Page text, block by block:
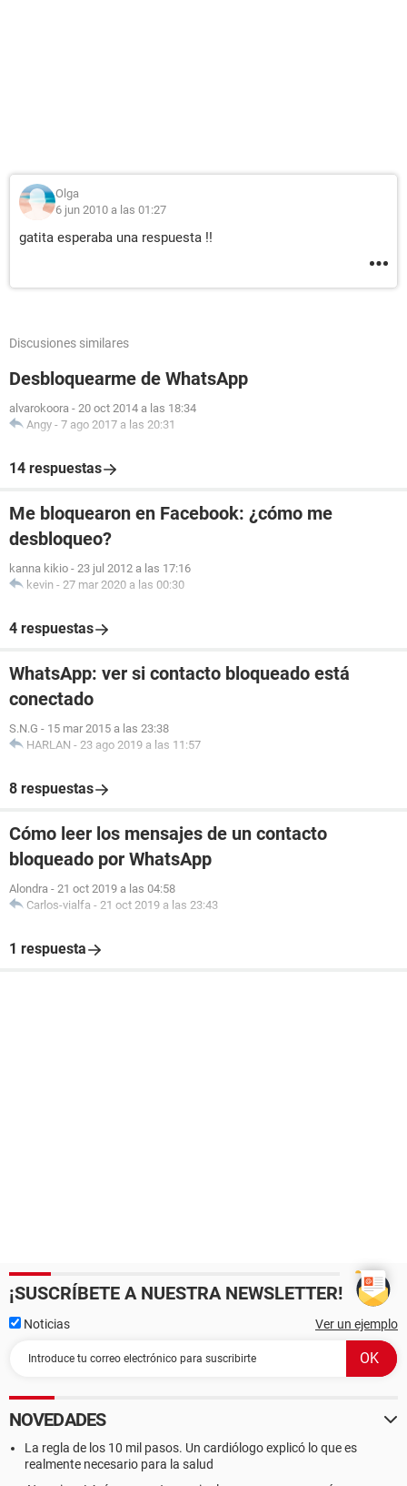
Olga
6 jun 2010 a las 01:27
gatita esperaba una respuesta !!
Discusiones similares
Desbloquearme de WhatsApp
alvarokoora - 20 oct 2014 a las 18:34
Angy - 7 ago 2017 a las 20:31
14 respuestas
Me bloquearon en Facebook: ¿cómo me
desbloqueo?
kanna kikio - 23 jul 2012 a las 17:16
kevin - 27 mar 2020 a las 00:30
4 respuestas
WhatsApp: ver si contacto bloqueado está
conectado
S.N.G - 15 mar 2015 a las 23:38
HARLAN - 23 ago 2019 a las 11:57
8 respuestas
Cómo leer los mensajes de un contacto
bloqueado por WhatsApp
Alondra - 21 oct 2019 a las 04:58
Carlos-vialfa - 21 oct 2019 a las 23:43
1 respuesta
¡SUSCRÍBETE A NUESTRA NEWSLETTER!
Noticias Ver un ejemplo
NOVEDADES
La regla de los 10 mil pasos. Un cardiólogo explicó lo que es
realmente necesario para la salud